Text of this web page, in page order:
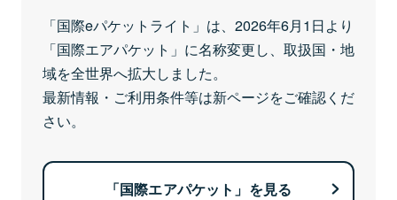
「国際eパケットライト」は、2026年6月1日より
「国際エアパケット」に名称変更し、取扱国・地
域を全世界へ拡大しました。
最新情報・ご利用条件等は新ページをご確認くだ
さい。
「国際エアパケット」を見る